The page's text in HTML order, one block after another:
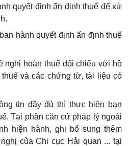
quyết định ấn định thuế đểxử
hành quyết định ấn định thuế
nghị hoàn thuế đối chiếu với hồ
và các chứng từ, tài liệu có
tin đầyđủ thì thực hiện ban
Tại phần căn cứ pháp lý ngoài
hiện hành, ghi bổ sung thêm
của Chi cục Hải quan ... tại